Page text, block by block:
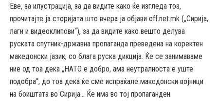
Еве, за илустрација, за да видите како ќе изгледа тоа,
прочитајте ја сторијата што вчера ја објави off.net.mk („Сирија,
лаги и видеоклипови“), за да видите како вешто делува
руската спутник-државна пропаганда преведена на коректен
македонски јазик, со блага руска дикција. Ќе се занимаваме
ние од тоа дека „НАТО е добро, ама неутралноста е уште
подобра“, до тоа дека ќе сме испраќале македонски војници
на боиштата во Сирија… Ќе има во тој пропаганден